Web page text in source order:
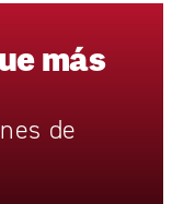
más
de